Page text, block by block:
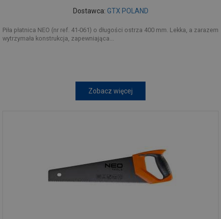
Dostawca: GTX POLAND
Piła płatnica NEO (nr ref. 41-061) o długości ostrza 400 mm. Lekka, a zarazem
wytrzymała konstrukcja, zapewniająca...
Zobacz więcej